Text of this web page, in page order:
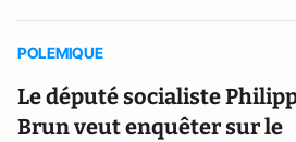
POLEMIQUE
Le député socialiste
Brun veut enquêter sur le